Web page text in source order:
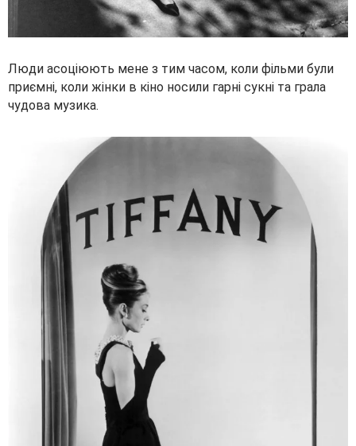
Люди асоціюють мене з тим часом, коли фільми були
приємні, коли жінки в кіно носили гарні сукні та грала
чудова музика.